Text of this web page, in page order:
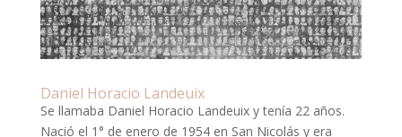
Daniel Horacio Landeuix
Se llamaba Daniel Horacio Landeuix y tenía 22 años.
Nació el 1° de enero de 1954 en San Nicolás y era